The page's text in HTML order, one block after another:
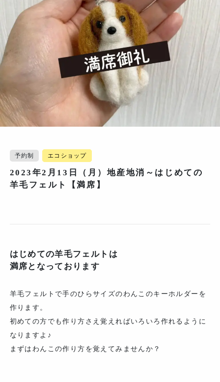
予約制 エコショップ
2023年2月13日（月）地産地消～はじめての
羊毛フェルト【満席】
はじめての羊毛フェルトは
満席となっております
羊毛フェルトで手のひらサイズのわんこのキーホルダーを
作ります。
初めての方でも作り方さえ覚えればいろいろ作れるように
なりますよ♪
まずはわんこの作り方を覚えてみませんか？